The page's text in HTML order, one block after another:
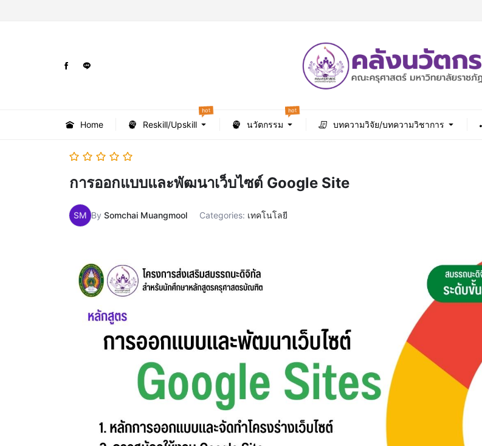
Home Reskill/Upskill
hot
นวัตกรรม
hot
บทความวิจัย/บทความวิชาการ
การออกแบบและพัฒนาเว็บไซต์ Google Site
SM By Somchai Muangmool Categories: เทคโนโลยี